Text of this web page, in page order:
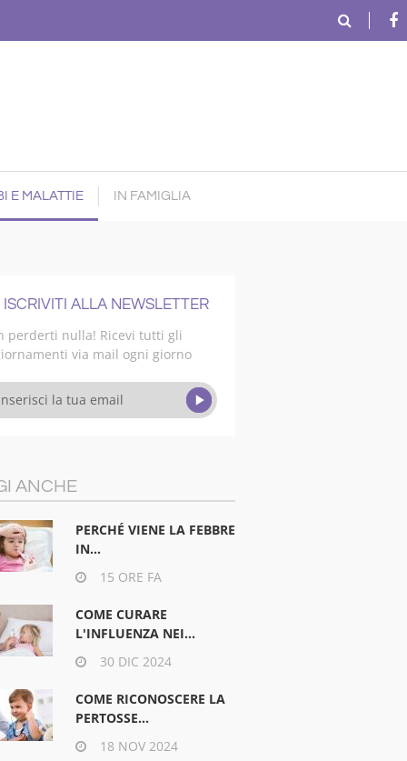
E MALATTIE IN FAMIGLIA
ISCRIVITI ALLA NEWSLETTER
perderti nulla! Ricevi tutti gli
via mail ogni giorno
ANCHE
PERCHÉ VIENE LA FEBBRE
IN...
15 ORE FA
COME CURARE
L'INFLUENZA NEI...
30 DIC 2024
COME RICONOSCERE LA
PERTOSSE...
18 NOV 2024